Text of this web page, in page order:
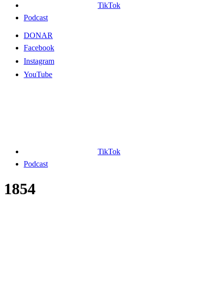
TikTok
Podcast
DONAR
Facebook
Instagram
YouTube
TikTok
Podcast
1854